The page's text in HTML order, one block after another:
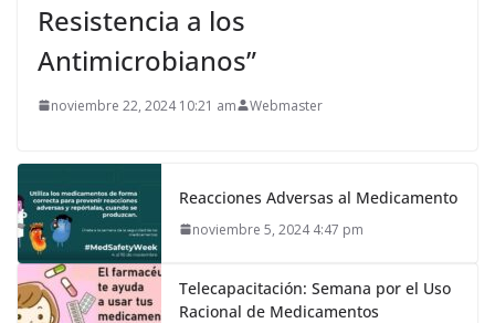
Resistencia a los
Antimicrobianos”
noviembre 22, 2024 10:21 am Webmaster
Reacciones Adversas al Medicamento
noviembre 5, 2024 4:47 pm
Telecapacitación: Semana por el Uso
Racional de Medicamentos